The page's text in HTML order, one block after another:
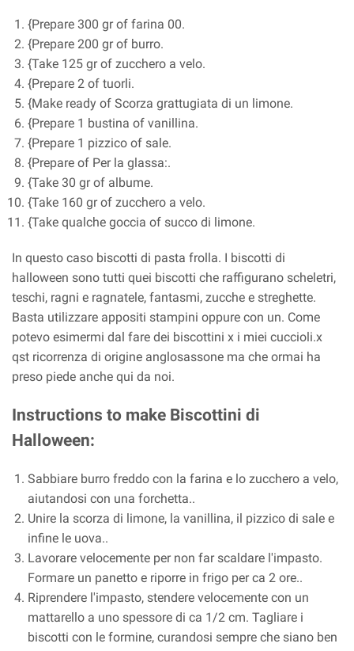
{Prepare 300 gr of farina 00.
{Prepare 200 gr of burro.
{Take 125 gr of zucchero a velo.
{Prepare 2 of tuorli.
{Make ready of Scorza grattugiata di un limone.
{Prepare 1 bustina of vanillina.
{Prepare 1 pizzico of sale.
{Prepare of Per la glassa:.
{Take 30 gr of albume.
{Take 160 gr of zucchero a velo.
{Take qualche goccia of succo di limone.
In questo caso biscotti di pasta frolla. I biscotti di
halloween sono tutti quei biscotti che raffigurano scheletri,
teschi, ragni e ragnatele, fantasmi, zucche e streghette.
Basta utilizzare appositi stampini oppure con un. Come
potevo esimermi dal fare dei biscottini x i miei cuccioli.x
qst ricorrenza di origine anglosassone ma che ormai ha
preso piede anche qui da noi.
Instructions to make Biscottini di
Halloween:
Sabbiare burro freddo con la farina e lo zucchero a velo,
aiutandosi con una forchetta..
Unire la scorza di limone, la vanillina, il pizzico di sale e
infine le uova..
Lavorare velocemente per non far scaldare l'impasto.
Formare un panetto e riporre in frigo per ca 2 ore..
Riprendere l'impasto, stendere velocemente con un
mattarello a uno spessore di ca 1/2 cm. Tagliare i
biscotti con le formine, curandosi sempre che siano ben